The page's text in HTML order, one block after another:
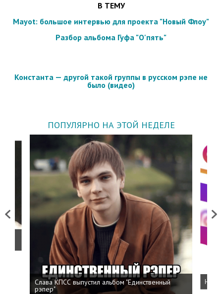
В ТЕМУ
Mayot: большое интервью для проекта "Новый Флоу"
Разбор альбома Гуфа "О'пять"
Константа — другой такой группы в русском рэпе не
было (видео)
ПОПУЛЯРНО НА ЭТОЙ НЕДЕЛЕ
Previous
Слава КПСС выпустил альбом "Единственный
рэпер"
Next